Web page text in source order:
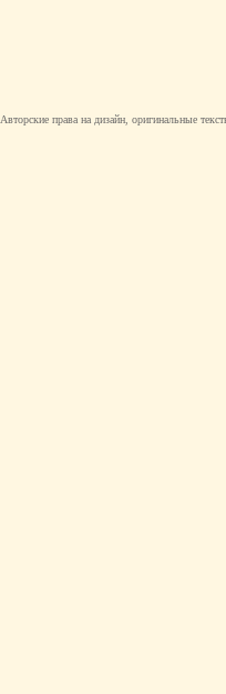
Авторские права на дизайн, оригинальные